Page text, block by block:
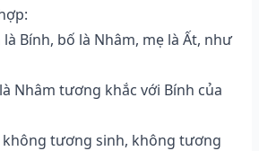
Bính, bố là Nhâm, mẹ là Ất, như
Nhâm tương khắc với Bính của
không tương sinh, không tương